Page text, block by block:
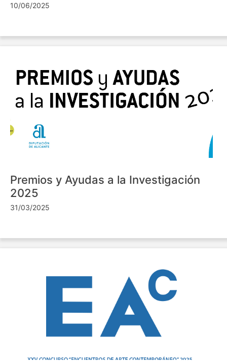
10/06/2025
Premios y Ayudas a la Investigación
2025
31/03/2025